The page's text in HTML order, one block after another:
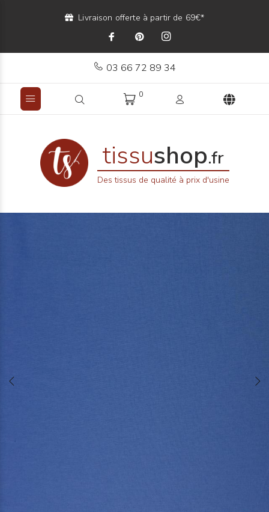
Livraison offerte à partir de 69€*
03 66 72 89 34
0
tissushop.fr
Des tissus de qualité à prix d'usine